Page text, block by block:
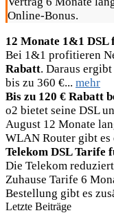
Online-Bonus.
12 Monate 1&1 DSL
Bei 1&1 profitieren
Rabatt. Daraus
bis zu 360 €... mehr
Bis zu 120 € Rabatt
o2 bietet seine DSL
August 12 Monate
WLAN Router gibt es
Telekom DSL Tarife
Die Telekom
Zuhause Tarife 6
Bestellung gibt es
Letzte Beiträge